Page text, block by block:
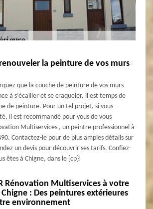
la peinture de vos murs
que la couche de peinture de vos murs
à s’écailler et se craqueler, il est temps de
de peinture. Pour un tel projet, si vous
il est recommandé pour vous de vous
Multiservices , un peintre professionnel à
Contactez-le pour de plus amples détails sur
un devis pour découvrir ses tarifs. Confiez-
êtes à Chigne, dans le [cp}!
Rénovation Multiservices à votre
: Des peintures extérieures
environnement